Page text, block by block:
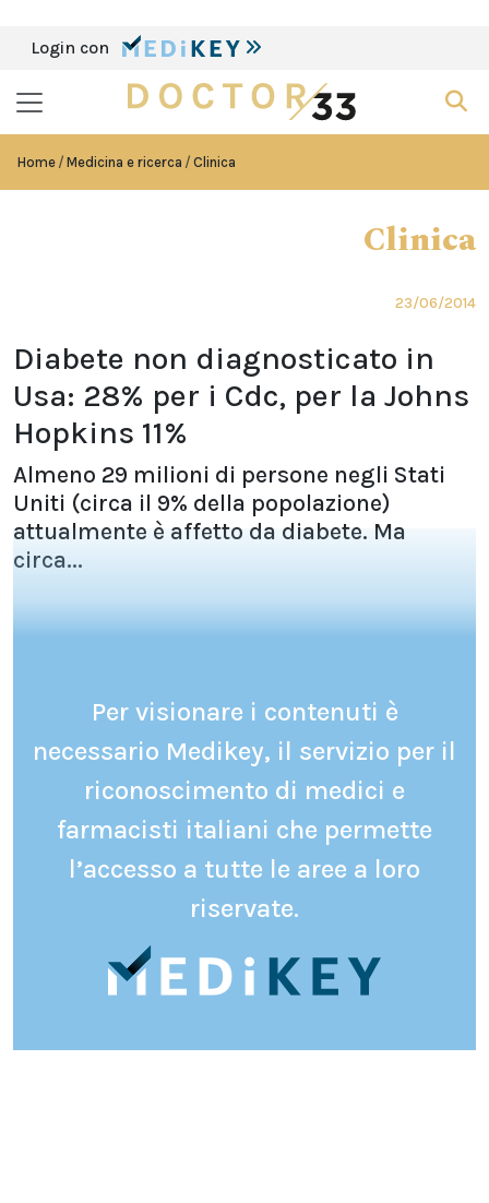
Login con
Home Medicina e ricerca Clinica
Clinica
23/06/2014
Diabete non diagnosticato in
Usa: 28% per i Cdc, per la Johns
Hopkins 11%
Almeno 29 milioni di persone negli Stati
Uniti (circa il 9% della popolazione)
attualmente è affetto da diabete. Ma
circa...
Per visionare i contenuti è
necessario Medikey, il servizio per il
riconoscimento di medici e
farmacisti italiani che permette
l’accesso a tutte le aree a loro
riservate.